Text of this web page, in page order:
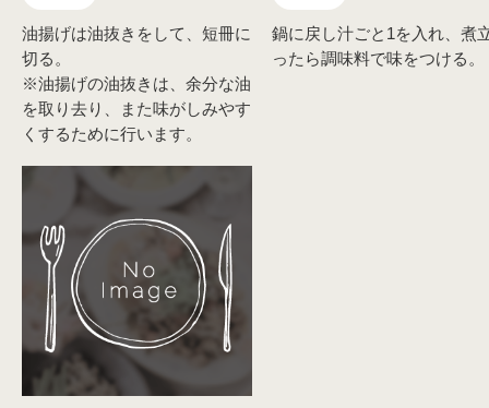
油揚げは油抜きをして、短冊に
切る。
※油揚げの油抜きは、余分な油
を取り去り、また味がしみやす
くするために行います。
鍋に戻し汁ごと1を入れ、煮
ったら調味料で味をつける。